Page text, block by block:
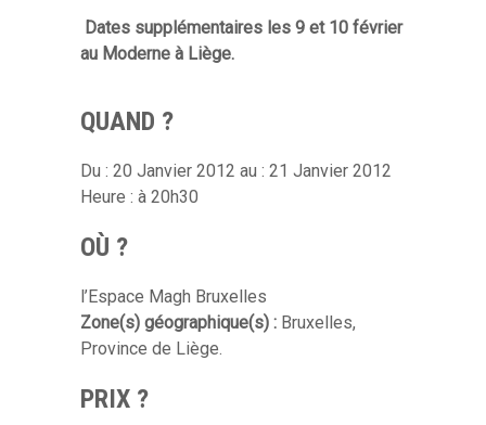
Dates supplémentaires les 9 et 10 février
au Moderne à Liège.
QUAND ?
Du : 20 Janvier 2012 au : 21 Janvier 2012
Heure : à 20h30
OÙ ?
l’Espace Magh Bruxelles
Zone(s) géographique(s) : Bruxelles,
Province de Liège.
PRIX ?